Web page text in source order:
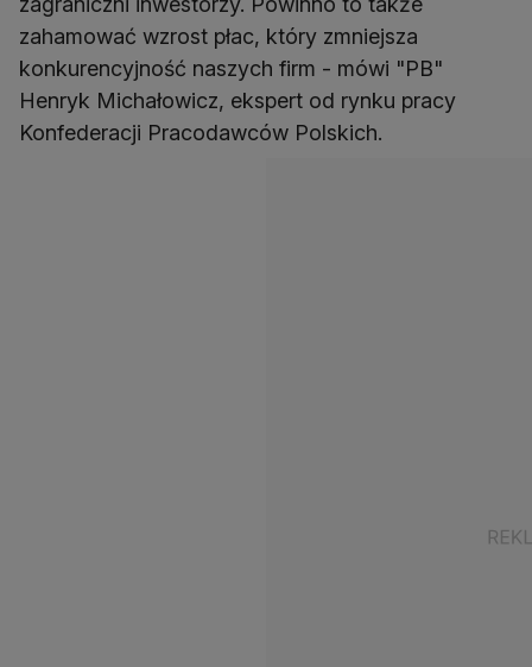
zahamować wzrost płac, który zmniejsza
konkurencyjność naszych firm - mówi "PB"
Henryk Michałowicz, ekspert od rynku pracy
Konfederacji Pracodawców Polskich.